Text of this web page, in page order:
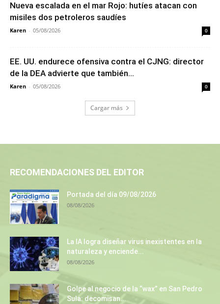
Nueva escalada en el mar Rojo: hutíes atacan con
misiles dos petroleros saudíes
Karen - 05/08/2026 0
EE. UU. endurece ofensiva contra el CJNG: director
de la DEA advierte que también...
Karen - 05/08/2026 0
Cargar más
RECOMENDACIONES DEL EDITOR
Portada del día 09/08/2026
08/08/2026
La IA logra diseñar virus inexistentes en la
naturaleza y enciende...
08/08/2026
Golpe al negocio de la “wax” en San Pedro
Sula: decomisan...